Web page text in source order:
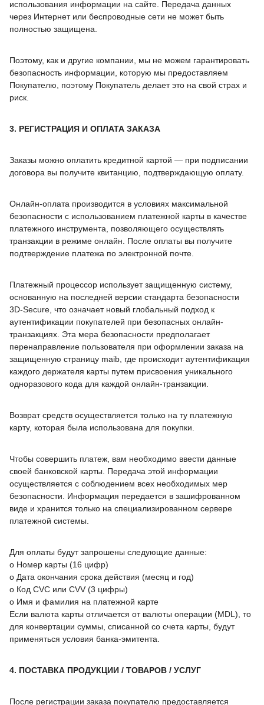
использования информации на сайте. Передача данных
через Интернет или беспроводные сети не может быть
полностью защищена.
Поэтому, как и другие компании, мы не можем гарантировать
безопасность информации, которую мы предоставляем
Покупателю, поэтому Покупатель делает это на свой страх и
риск.
3. РЕГИСТРАЦИЯ И ОПЛАТА ЗАКАЗА
Заказы можно оплатить кредитной картой — при подписании
договора вы получите квитанцию, подтверждающую оплату.
Онлайн-оплата производится в условиях максимальной
безопасности с использованием платежной карты в качестве
платежного инструмента, позволяющего осуществлять
транзакции в режиме онлайн. После оплаты вы получите
подтверждение платежа по электронной почте.
Платежный процессор использует защищенную систему,
основанную на последней версии стандарта безопасности
3D-Secure, что означает новый глобальный подход к
аутентификации покупателей при безопасных онлайн-
транзакциях. Эта мера безопасности предполагает
перенаправление пользователя при оформлении заказа на
защищенную страницу maib, где происходит аутентификация
каждого держателя карты путем присвоения уникального
одноразового кода для каждой онлайн-транзакции.
Возврат средств осуществляется только на ту платежную
карту, которая была использована для покупки.
Чтобы совершить платеж, вам необходимо ввести данные
своей банковской карты. Передача этой информации
осуществляется с соблюдением всех необходимых мер
безопасности. Информация передается в зашифрованном
виде и хранится только на специализированном сервере
платежной системы.
Для оплаты будут запрошены следующие данные:
o Номер карты (16 цифр)
o Дата окончания срока действия (месяц и год)
o Код CVC или CVV (3 цифры)
o Имя и фамилия на платежной карте
Если валюта карты отличается от валюты операции (MDL), то
для конвертации суммы, списанной со счета карты, будут
применяться условия банка-эмитента.
4. ПОСТАВКА ПРОДУКЦИИ / ТОВАРОВ / УСЛУГ
После регистрации заказа покупателю предоставляется